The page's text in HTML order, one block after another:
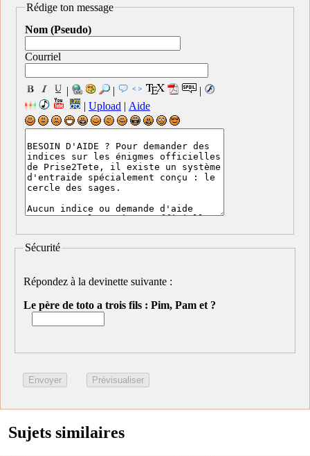
Rédige ton message
Nom (Pseudo)
Courriel
| |
|
| Upload | Aide
Sécurité
Répondez à la devinette suivante :
Le père de toto a trois fils : Pim, Pam et ?
Sujets similaires